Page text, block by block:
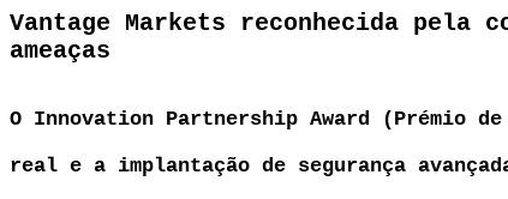
Vantage Markets reconhecida pela
ameaças
O Innovation Partnership Award (Prémio
real e a implantação de segurança